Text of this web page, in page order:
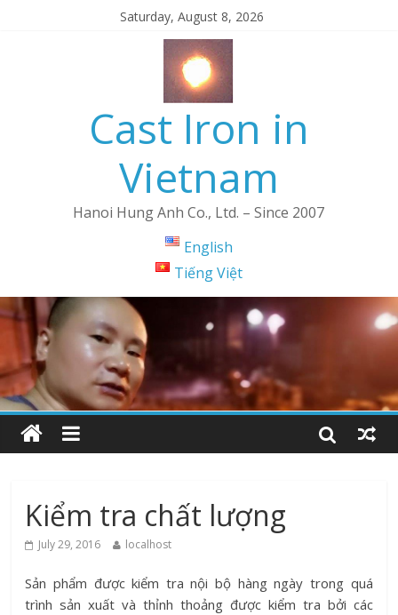
Saturday, August 8, 2026
Cast Iron in
Vietnam
Hanoi Hung Anh Co., Ltd. – Since 2007
English
Tiếng Việt
Kiểm tra chất lượng
July 29, 2016 localhost
Sản phẩm được kiểm tra nội bộ hàng ngày trong quá
trình sản xuất và thỉnh thoảng được kiểm tra bởi các